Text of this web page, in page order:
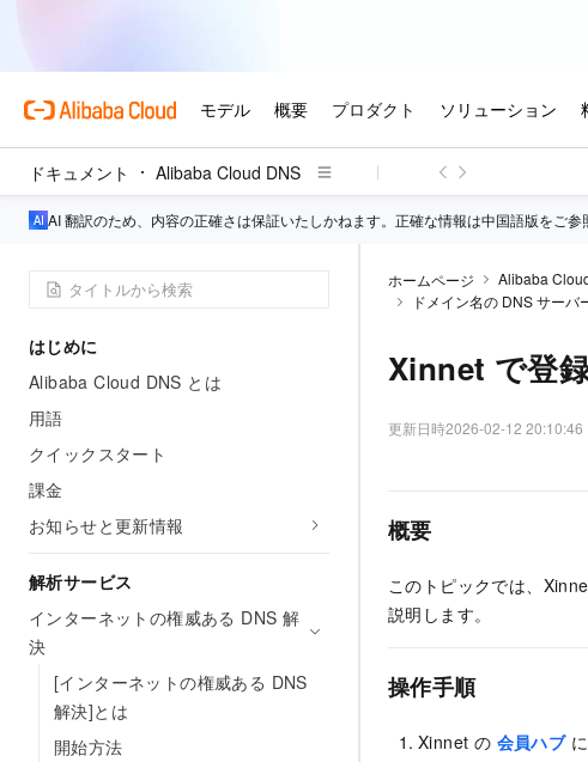
ドキュメント Alibaba Cloud DNS
AI 翻訳のため、内容の正確さは保証いたしかねます。正確な情報は中国語版をご参
はじめに
Alibaba Cloud DNS とは
用語
クイックスタート
課金
お知らせと更新情報
解析サービス
インターネットの権威ある DNS 解
決
[インターネットの権威ある DNS
解決]とは
開始方法
ホームページ Alibaba
ドメイン名の DNS サーバ
Xinnet で登
更新日時2026-02-12 20:10:46
概要
このトピックでは、
説明します。
操作手順
Xinnet の 会員ハブに